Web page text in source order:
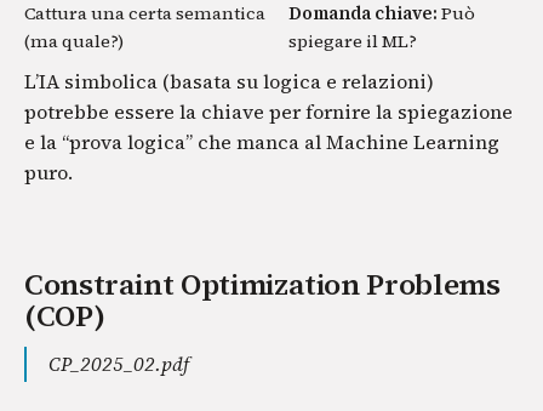
Cattura una certa semantica
(ma quale?)
Domanda chiave: Può
spiegare il ML?
L’IA simbolica (basata su logica e relazioni)
potrebbe essere la chiave per fornire la spiegazione
e la “prova logica” che manca al Machine Learning
puro.
Constraint Optimization Problems
(COP)
CP_2025_02.pdf